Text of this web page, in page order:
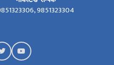
9851323304